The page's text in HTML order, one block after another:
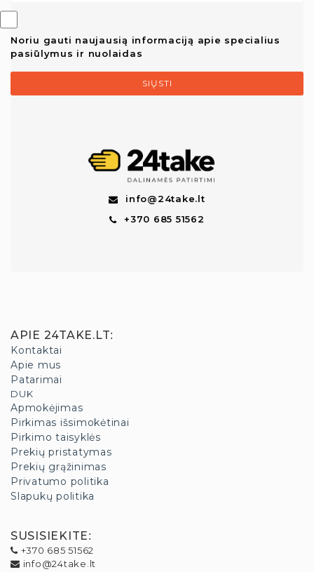
Noriu gauti naujausią informaciją apie specialius
pasiūlymus ir nuolaidas
SIŲSTI
info@24take.lt
+370 685 51562
APIE 24TAKE.LT:
Kontaktai
Apie mus
Patarimai
DUK
Apmokėjimas
Pirkimas išsimokėtinai
Pirkimo taisyklės
Prekių pristatymas
Prekių grąžinimas
Privatumo politika
Slapukų politika
SUSISIEKITE:
+370 685 51562
info@24take.lt